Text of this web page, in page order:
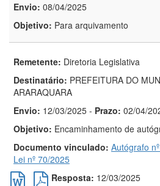
Envio: 08/04/2025
Objetivo: Para arquivamento
Remetente: Diretoria Legislativa
Destinatário: PREFEITURA DO
ARARAQUARA
Envio: 12/03/2025 - Prazo: 02/04/
Objetivo: Encaminhamento de
Documento vinculado: Autógrafo
Lei nº 70/2025
Resposta: 12/03/2025